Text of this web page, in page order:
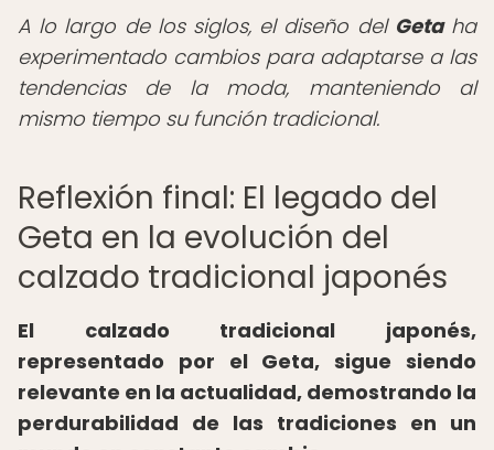
A lo largo de los siglos, el diseño del Getaha
experimentado cambios para adaptarse a las
tendencias de la moda, manteniendo al
mismo tiempo su función tradicional.
Reflexión final: El legado del
Geta en la evolución del
calzado tradicional japonés
El calzado tradicional japonés,
representado por el Geta, sigue siendo
relevante en la actualidad, demostrando la
perdurabilidad de las tradiciones en un